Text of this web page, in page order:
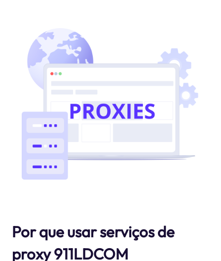
Por que usar serviços de
proxy 911LDCOM